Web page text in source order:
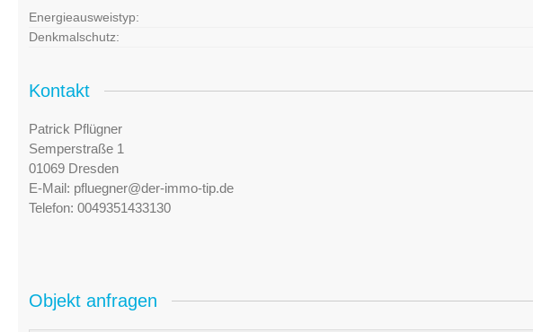
Energieausweistyp:
Denkmalschutz:
Kontakt
Patrick Pflügner
Semperstraße 1
01069 Dresden
E-Mail: pfluegner@der-immo-tip.de
Telefon: 0049351433130
Objekt anfragen